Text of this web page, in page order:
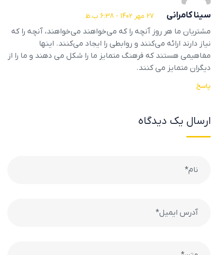
سینا کامرانی 27 مهر 1402 - 6:38 ب.ظ
مشتریان ما هر روز آنچه را که می‌خواهند می‌خواهند، آنچه را که
نیاز دارند ارائه می‌کنند و روابطی را ایجاد می‌کنند. اینها
مفاهیمی هستند که فرهنگ متمایز ما را شکل می دهند و ما را از
دیگران متمایز می کنند.
پاسخ
ارسال یک دیدگاه